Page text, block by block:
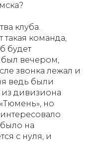
клуба.
такая команда,
будет
был вечером,
звонка лежал и
ведь были
дивизиона
но
на
с нуля, и